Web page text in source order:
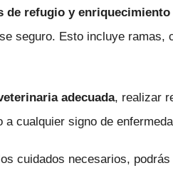
de refugio y enriquecimiento
seguro. Esto incluye ramas,
adecuada, realizar
cualquier signo de
cuidados necesarios,